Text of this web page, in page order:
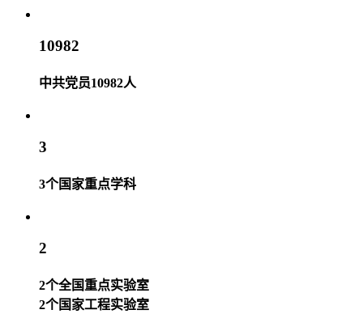
10982
中共党员10982人
3
3个国家重点学科
2
2个全国重点实验室
2个国家工程实验室